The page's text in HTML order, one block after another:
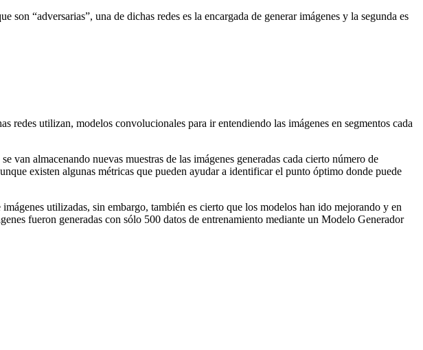
“adversarias”, una de dichas redes es la encargada de generar imágenes y la segunda es
redes utilizan, modelos convolucionales para ir entendiendo las imágenes en segmentos cada
van almacenando nuevas muestras de las imágenes generadas cada cierto número de
existen algunas métricas que pueden ayudar a identificar el punto óptimo donde puede
utilizadas, sin embargo, también es cierto que los modelos han ido mejorando y en
fueron generadas con sólo 500 datos de entrenamiento mediante un Modelo Generador